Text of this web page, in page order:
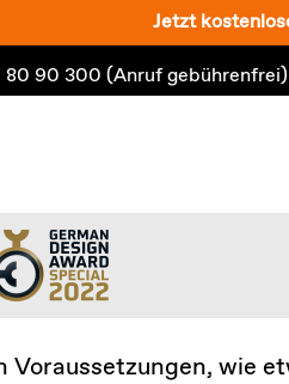
Jetzt
90 300 (Anruf gebührenfrei)
wie